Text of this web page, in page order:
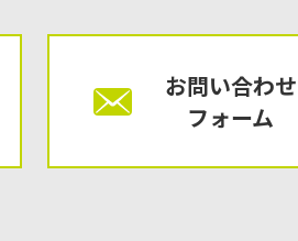
お問い合わせ
フォーム